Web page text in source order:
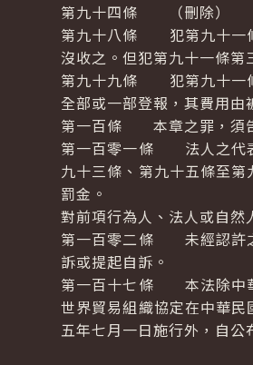
第九十四條 （刪除）
第九十八條 犯第九十一條
沒收之。但犯第九十一條
第九十九條 犯第九十一條
全部或一部登報，其費用由
第一百條 本章之罪，須告
第一百零一條 法人之代表
九十三條、第九十五條至
罰金。
對前項行為人、法人或自
第一百零二條 未經認許之
訴或提起自訴。
第一百十七條 本法除中華
世界貿易組織協定在中華
五年七月一日施行外，自公